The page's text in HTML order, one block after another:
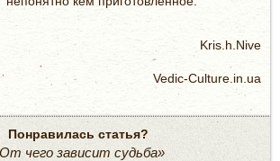
Kris.h.Nive
Vedic-Culture.in.ua
Понравилась статья?
чего зависит судьба»